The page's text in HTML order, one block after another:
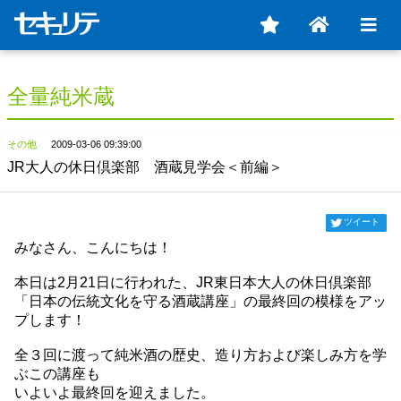
全量純米蔵
その他 2009-03-06 09:39:00
JR大人の休日倶楽部 酒蔵見学会＜前編＞
ツイート
みなさん、こんにちは！
本日は2月21日に行われた、JR東日本大人の休日倶楽部
「日本の伝統文化を守る酒蔵講座」の最終回の模様をアッ
プします！
全３回に渡って純米酒の歴史、造り方および楽しみ方を学
ぶこの講座も
いよいよ最終回を迎えました。